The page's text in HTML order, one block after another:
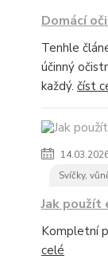
Domácí
Tenhle
účinný
každý. číst
Svíčky,
Jak použít
Kompletní
celé